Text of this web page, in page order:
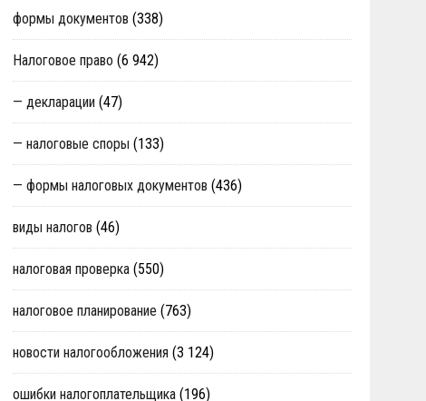
формы документов (338)
Налоговое право (6 942)
— декларации (47)
— налоговые споры (133)
— формы налоговых документов (436)
виды налогов (46)
налоговая проверка (550)
налоговое планирование (763)
новости налогообложения (3 124)
ошибки налогоплательщика (196)